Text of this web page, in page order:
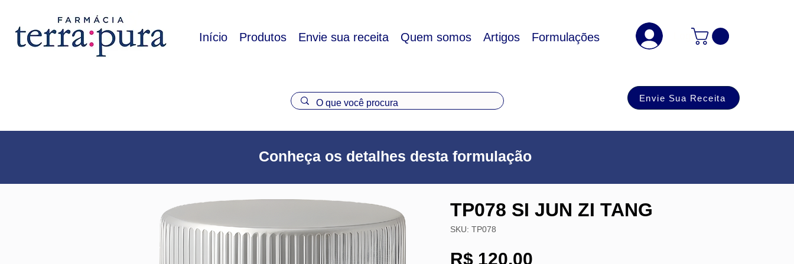
Início Produtos Envie sua receita Quem somos Artigos Formulações Login
Envie Sua Receita
Conheça os detalhes desta formulação
TP078 SI JUN ZI TANG
SKU: TP078
R$ 120,00